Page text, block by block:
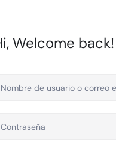
Welcome back!